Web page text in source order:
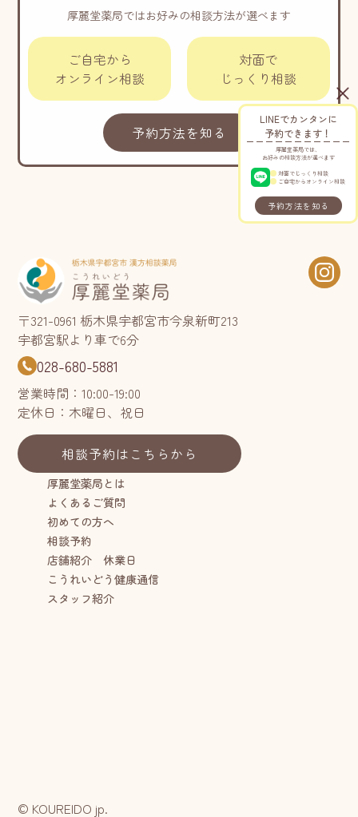
LINEでカンタンに
予約できます！
厚麗堂薬局では、
お好みの相談方法が選べます
対面でじっくり相談
ご自宅からオンライン相談
予約方法を知る
厚麗堂薬局ではお好みの相談方法が選べます
ご自宅から
オンライン相談
対面で
じっくり相談
予約方法を知る
〒321-0961 栃木県宇都宮市今泉新町213
宇都宮駅より車で6分
028-680-5881
営業時間：10:00-19:00
定休日：木曜日、祝日
相談予約はこちらから
厚麗堂薬局とは
よくあるご質問
初めての方へ
相談予約
店舗紹介 休業日
こうれいどう健康通信
スタッフ紹介
© KOUREIDO jp.